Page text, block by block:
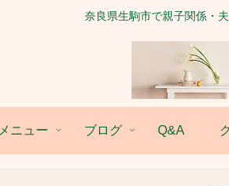
奈良県生駒市で親子関係・
メニュー ブログ Q&A